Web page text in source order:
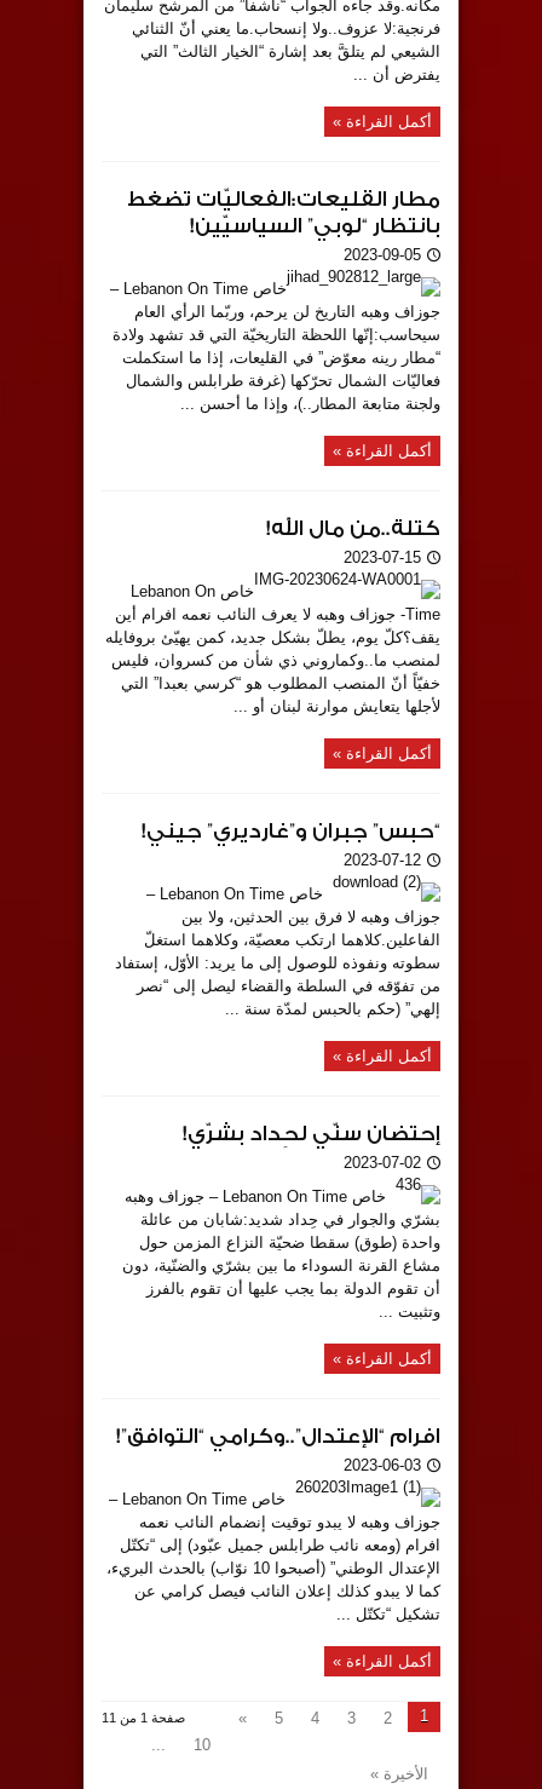
مكانه.وقد جاءه الجواب “ناشفاً” من المرشح سليمان
فرنجية:لا عزوف..ولا إنسحاب.ما يعني أنّ الثنائي
الشيعي لم يتلقَّ بعد إشارة “الخيار الثالث” التي
يفترض أن ...
أكمل القراءة »
مطار القليعات:الفعاليّات تضغط
بانتظار “لوبي” السياسيّين!
2023-09-05
خاص Lebanon On Time –
جوزاف وهبه التاريخ لن يرحم، وربّما الرأي العام
سيحاسب:إنّها اللحظة التاريخيّة التي قد تشهد ولادة
“مطار رينه معوّض” في القليعات، إذا ما استكملت
فعاليّات الشمال تحرّكها (غرفة طرابلس والشمال
ولجنة متابعة المطار..)، وإذا ما أحسن ...
أكمل القراءة »
كتلة..من مال الله!
2023-07-15
خاص Lebanon On
Time- جوزاف وهبه لا يعرف النائب نعمه افرام أين
يقف؟كلّ يوم، يطلّ بشكل جديد، كمن يهيّئ بروفايله
لمنصب ما..وكماروني ذي شأن من كسروان، فليس
خفيّاً أنّ المنصب المطلوب هو “كرسي بعبدا” التي
لأجلها يتعايش موارنة لبنان أو ...
أكمل القراءة »
“حبس” جبران و”غارديري” جيني!
2023-07-12
خاص Lebanon On Time –
جوزاف وهبه لا فرق بين الحدثين، ولا بين
الفاعلين.كلاهما ارتكب معصيّة، وكلاهما استغلّ
سطوته ونفوذه للوصول إلى ما يريد: الأوّل، إستفاد
من تفوّقه في السلطة والقضاء ليصل إلى “نصر
إلهي” (حكم بالحبس لمدّة سنة ...
أكمل القراءة »
إحتضان سنّي لحِداد بشرّي!
2023-07-02
خاص Lebanon On Time – جوزاف وهبه
بشرّي والجوار في حِداد شديد:شابان من عائلة
واحدة (طوق) سقطا ضحيّة النزاع المزمن حول
مشاع القرنة السوداء ما بين بشرّي والضنّية، دون
أن تقوم الدولة بما يجب عليها أن تقوم بالفرز
وتثبيت ...
أكمل القراءة »
افرام “الإعتدال”..وكرامي “التوافق”!
2023-06-03
خاص Lebanon On Time –
جوزاف وهبه لا يبدو توقيت إنضمام النائب نعمه
افرام (ومعه نائب طرابلس جميل عبّود) إلى “تكتّل
الإعتدال الوطني” (أصبحوا 10 نوّاب) بالحدث البريء،
كما لا يبدو كذلك إعلان النائب فيصل كرامي عن
تشكيل “تكتّل ...
أكمل القراءة »
صفحة 1 من 11 1
2
3
4
5
»
10
...
الأخيرة »